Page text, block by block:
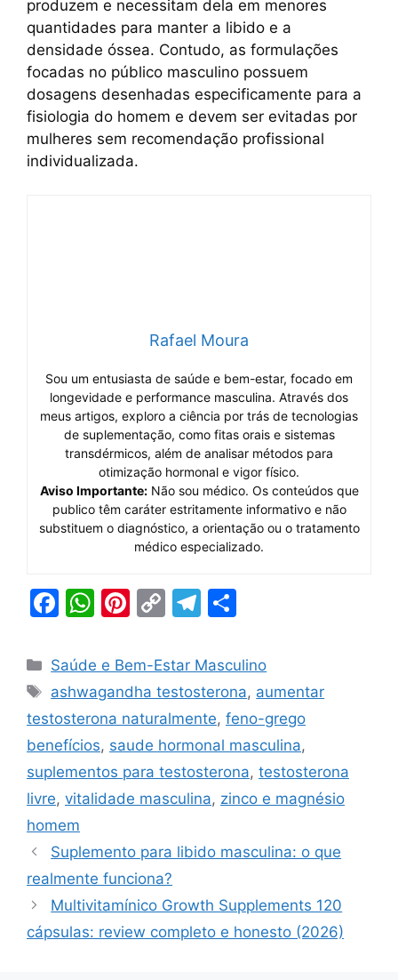
produzem e necessitam dela em menores
quantidades para manter a libido e a
densidade óssea. Contudo, as formulações
focadas no público masculino possuem
dosagens desenhadas especificamente para a
fisiologia do homem e devem ser evitadas por
mulheres sem recomendação profissional
individualizada.
Rafael Moura
Sou um entusiasta de saúde e bem-estar, focado em
longevidade e performance masculina. Através dos
meus artigos, exploro a ciência por trás de tecnologias
de suplementação, como fitas orais e sistemas
transdérmicos, além de analisar métodos para
otimização hormonal e vigor físico.
Aviso Importante:Não sou médico. Os conteúdos que
publico têm caráter estritamente informativo e não
substituem o diagnóstico, a orientação ou o tratamento
médico especializado.
F
c
e
b
o
o
k
W
at
s
A
p
p
Pi
er
e
st
C
p
y
Li
n
k
T
e
gr
a
m
ar
e
Categorias
Saúde e Bem-Estar Masculino
Tags
ashwagandha testosterona, aumentar
testosterona naturalmente, feno-grego
benefícios, saude hormonal masculina,
suplementos para testosterona, testosterona
livre, vitalidade masculina, zinco e magnésio
homem
Suplemento para libido masculina: o que
realmente funciona?
Multivitamínico Growth Supplements 120
cápsulas: review completo e honesto (2026)